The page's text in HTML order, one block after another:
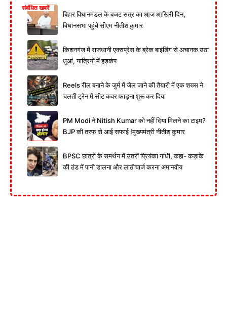
संबंधित खबरें
बिहार विधानमंडल के बजट सत्र का आज आखिरी दिन,
विधानसभा पहुंचे सीएम नीतीश कुमार
किशनगंज में राजधानी एक्सप्रेस के ब्रेक बाइंडिंग से अचानक उठा
धुआं, यात्रियों में हड़कंप
Reels रील बनाने के जुर्म में जेल जाने की तैयारी में एक शख्स ने
चलती ट्रेन में सीट कवर फाड़ना शुरू कर दिया
PM Modi ने Nitish Kumar को नहीं दिया मिलने का टाइम?
BJP की तरफ से आई सफाई !मुख्यमंत्री नीतीश कुमार
BPSC छात्रों के समर्थन में उतरीं प्रियंका गांधी, कहा- कड़ाके
की ठंड में पानी डालना और लाठीचार्ज करना अमानवीय